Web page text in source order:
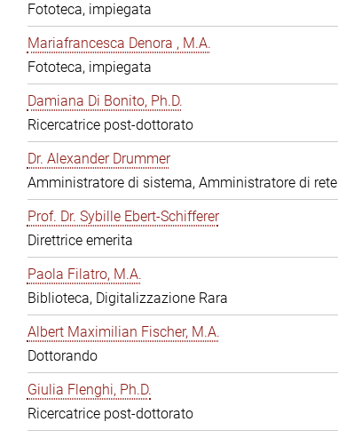
Fototeca, impiegata
Mariafrancesca Denora , M.A.
Fototeca, impiegata
Damiana Di Bonito, Ph.D.
Ricercatrice post-dottorato
Dr. Alexander Drummer
Amministratore di sistema, Amministratore di rete
Prof. Dr. Sybille Ebert-Schifferer
Direttrice emerita
Paola Filatro, M.A.
Biblioteca, Digitalizzazione Rara
Albert Maximilian Fischer, M.A.
Dottorando
Giulia Flenghi, Ph.D.
Ricercatrice post-dottorato